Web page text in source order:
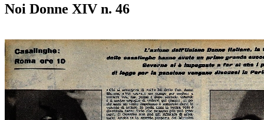
Noi Donne XIV n. 46